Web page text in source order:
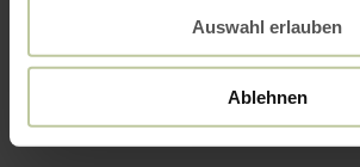
Auswahl erlauben
Ablehnen